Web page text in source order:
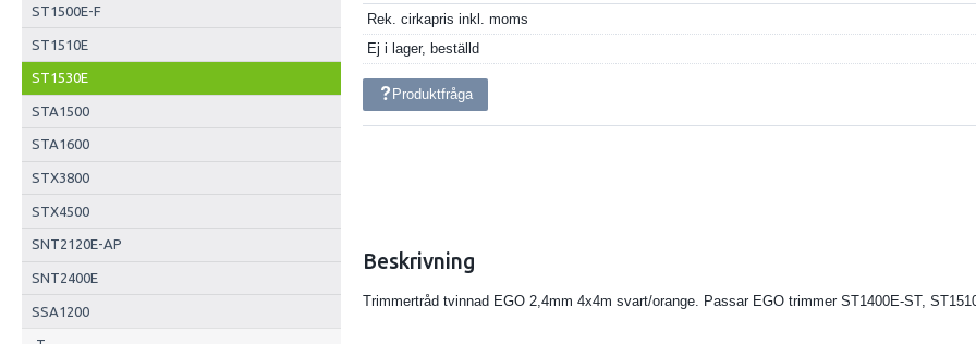
ST1500E-F
ST1510E
ST1530E
STA1500
STA1600
STX3800
STX4500
SNT2120E-AP
SNT2400E
SSA1200
Rek. cirkapris inkl. moms
Ej i lager, beställd
Produktfråga
Beskrivning
Trimmertråd tvinnad EGO 2,4mm 4x4m svart/orange. Passar EGO trimmer ST1400E-ST,